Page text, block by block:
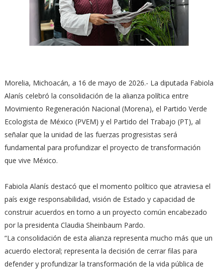
Morelia, Michoacán, a 16 de mayo de 2026.- La diputada Fabiola
Alanís celebró la consolidación de la alianza política entre
Movimiento Regeneración Nacional (Morena), el Partido Verde
Ecologista de México (PVEM) y el Partido del Trabajo (PT), al
señalar que la unidad de las fuerzas progresistas será
fundamental para profundizar el proyecto de transformación
que vive México.
Fabiola Alanís destacó que el momento político que atraviesa el
país exige responsabilidad, visión de Estado y capacidad de
construir acuerdos en torno a un proyecto común encabezado
por la presidenta Claudia Sheinbaum Pardo.
“La consolidación de esta alianza representa mucho más que un
acuerdo electoral; representa la decisión de cerrar filas para
defender y profundizar la transformación de la vida pública de